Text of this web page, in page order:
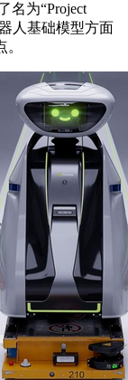
为“Project
人基础模型方面